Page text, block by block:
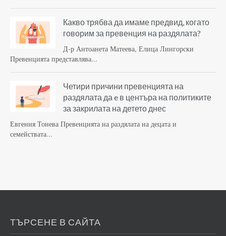
Какво трябва да имаме предвид, когато
говорим за превенция на раздялата?
Д-р Антоанета Матеева, Елица Лингорски
Превенцията представлява...
Четири причини превенцията на
раздялата да e в центъра на политиките
за закрилата на детето днес
Евгения Тонева Превенцията на раздялата на децата и
семействата...
ТЪРСЕНЕ В САЙТА